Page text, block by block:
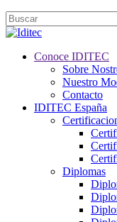
Conoce IDITEC
Sobre
Nuestro
Contacto
IDITEC España
Diplomas